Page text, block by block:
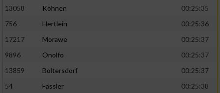
13058
Köhnen
00:25:35
756
Hertlein
00:25:36
17217
Morawe
00:25:37
9896
Onolfo
00:25:37
13859
Boltersdorf
00:25:37
54
Fässler
00:25:38